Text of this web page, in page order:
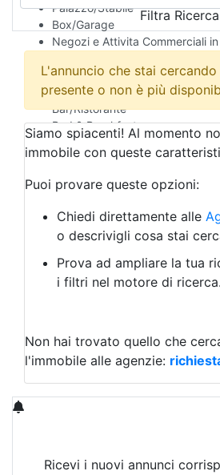
Palazzo/Stabile
Box/Garage
Negozi e Attivita Commerciali
Attività/Licenza Commerciale
Azienda Agricola
Bar/Ristorante
Bed & Breakfast
Albergo
Laboratorio Artigianale
Agriturismo
Magazzini
Capannoni
Uffici
Terreni in Vendita
Qualsiasi
Filtra Ricerca
L'annuncio che stai
presente o non è più
Siamo spiacenti! Al momento
immobile con queste
Puoi provare queste opzioni:
Chiedi direttamente alle
o descrivigli cosa stai
Prova ad ampliare la tua
i filtri nel motore di ricerca.
Non hai trovato quello che
l'immobile alle agenzie:
Ricevi i nuovi annunci